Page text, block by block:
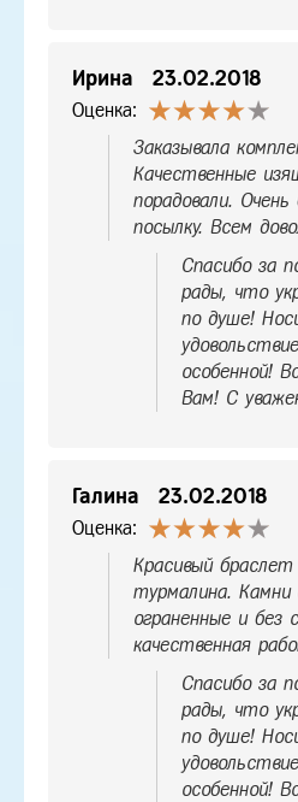
Ирина 23.02.2018
Оценка:
Заказывала
Качественные
порадовали.
посылку. Всем
Спасибо за
рады, что
по душе!
особенной!
Вам! С
Галина 23.02.2018
Оценка:
Красивый браслет
турмалина. Камни
ограненные и без
качественная
Спасибо за
рады, что
по душе!
особенной!